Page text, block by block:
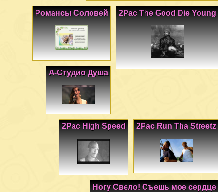
2Pac The Good Die Young
Романсы Соловей
А-Студио Душа
2Pac Run Tha Streetz
2Pac High Speed
Ногу Свело! Съешь мое сердце